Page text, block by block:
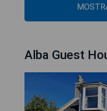
Alba Guest